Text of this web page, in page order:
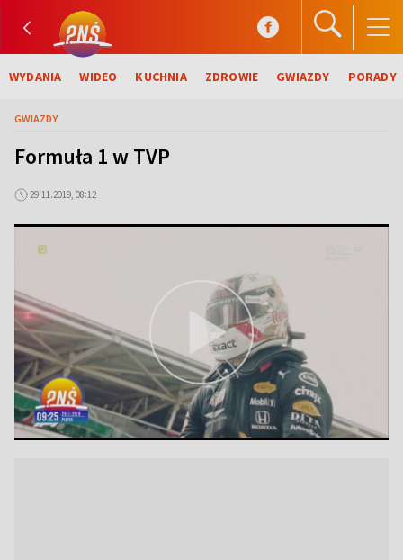
WYDANIA WIDEO KUCHNIA ZDROWIE GWIAZDY PORADY
GWIAZDY
Formuła 1 w TVP
29.11.2019, 08:12